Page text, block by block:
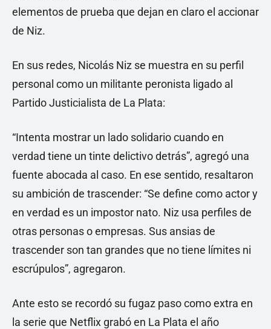
elementos de prueba que dejan en claro el accionar
de Niz.
En sus redes, Nicolás Niz se muestra en su perfil
personal como un militante peronista ligado al
Partido Justicialista de La Plata:
“Intenta mostrar un lado solidario cuando en
verdad tiene un tinte delictivo detrás”, agregó una
fuente abocada al caso. En ese sentido, resaltaron
su ambición de trascender: “Se define como actor y
en verdad es un impostor nato. Niz usa perfiles de
otras personas o empresas. Sus ansias de
trascender son tan grandes que no tiene límites ni
escrúpulos”, agregaron.
Ante esto se recordó su fugaz paso como extra en
la serie que Netflix grabó en La Plata el año